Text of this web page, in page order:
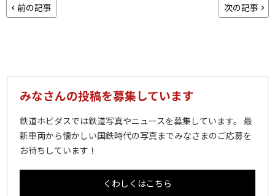
前の記事 次の記事
みなさんの投稿を募集しています
鉄道ホビダスでは鉄道写真やニュースを募集しています。 最
新車両から懐かしい国鉄時代の写真までみなさまのご応募を
お待ちしています！
くわしくはこちら